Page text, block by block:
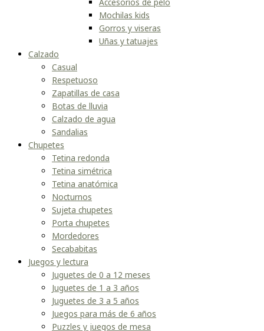
Mochilas kids
Gorros y viseras
Uñas y tatuajes
Calzado
Casual
Respetuoso
Zapatillas de casa
Botas de lluvia
Calzado de agua
Sandalias
Chupetes
Tetina redonda
Tetina simétrica
Tetina anatómica
Nocturnos
Sujeta chupetes
Porta chupetes
Mordedores
Secababitas
Juegos y lectura
Juguetes de 0 a 12 meses
Juguetes de 1 a 3 años
Juguetes de 3 a 5 años
Juegos para más de 6 años
Puzzles y juegos de mesa